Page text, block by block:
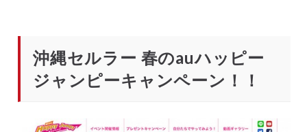
沖縄セルラー 春のauハッピー
ジャンピーキャンペーン！！